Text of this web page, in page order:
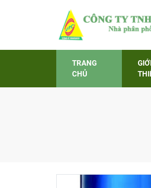
TRANG
CHỦ